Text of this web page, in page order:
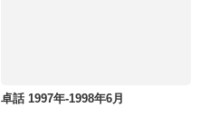
卓話 1997年-1998年6月